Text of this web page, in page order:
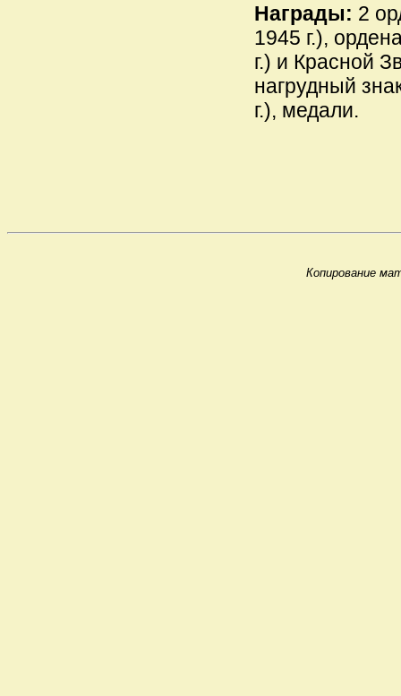
Награды: 2
1945 г.),
г.) и Красной
нагрудный
г.), медали.
Копирование